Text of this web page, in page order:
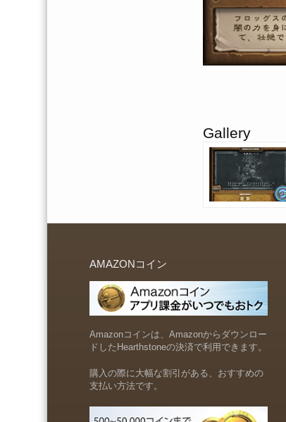
Gallery
AMAZONコイン
Amazonコインは、Amazonからダウンロー
ドしたHearthstoneの決済で利用できます。
購入の際に大幅な割引がある、おすすめの
支払い方法です。